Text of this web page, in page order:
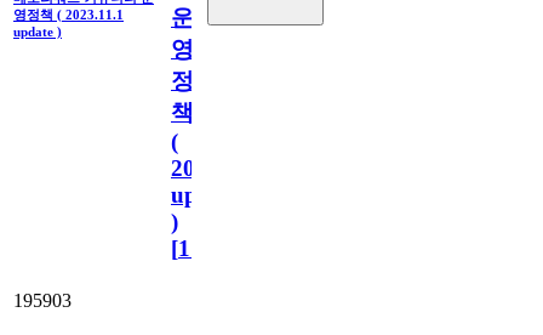
영정책 ( 2023.11.1
update )
운
영
정
책
(
2023.11.1
update
)
[110
195903